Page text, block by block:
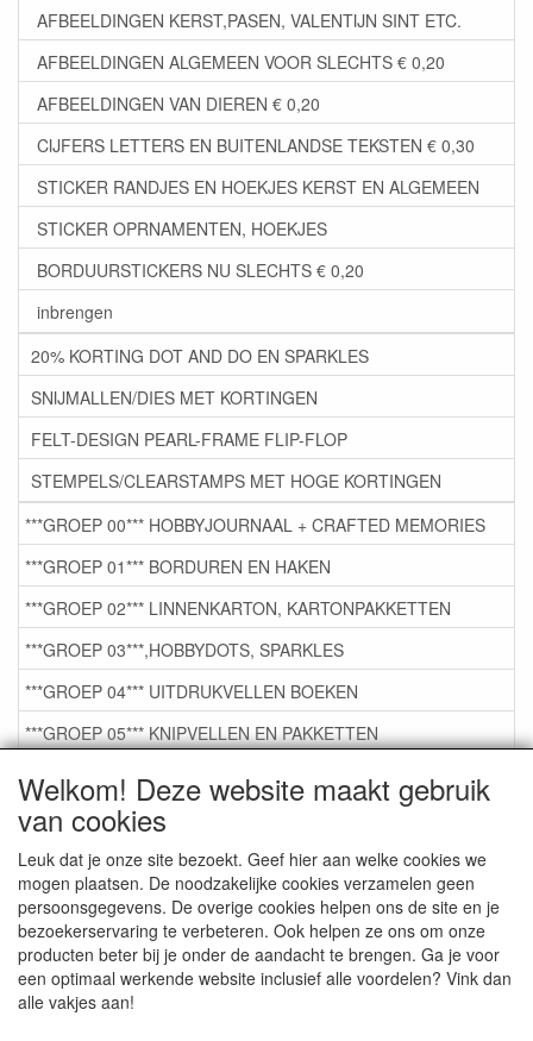
Welkom! Deze website maakt gebruik
van cookies
Leuk dat je onze site bezoekt. Geef hier aan welke cookies we
mogen plaatsen. De noodzakelijke cookies verzamelen geen
persoonsgegevens. De overige cookies helpen ons de site en je
bezoekerservaring te verbeteren. Ook helpen ze ons om onze
producten beter bij je onder de aandacht te brengen. Ga je voor
een optimaal werkende website inclusief alle voordelen? Vink dan
alle vakjes aan!
AFBEELDINGEN KERST,PASEN, VALENTIJN SINT ETC.
AFBEELDINGEN ALGEMEEN VOOR SLECHTS € 0,20
AFBEELDINGEN VAN DIEREN € 0,20
CIJFERS LETTERS EN BUITENLANDSE TEKSTEN € 0,30
STICKER RANDJES EN HOEKJES KERST EN ALGEMEEN
STICKER OPRNAMENTEN, HOEKJES
BORDUURSTICKERS NU SLECHTS € 0,20
inbrengen
20% KORTING DOT AND DO EN SPARKLES
SNIJMALLEN/DIES MET KORTINGEN
FELT-DESIGN PEARL-FRAME FLIP-FLOP
STEMPELS/CLEARSTAMPS MET HOGE KORTINGEN
***GROEP 00*** HOBBYJOURNAAL + CRAFTED MEMORIES
***GROEP 01*** BORDUREN EN HAKEN
***GROEP 02*** LINNENKARTON, KARTONPAKKETTEN
***GROEP 03***,HOBBYDOTS, SPARKLES
***GROEP 04*** UITDRUKVELLEN BOEKEN
***GROEP 05*** KNIPVELLEN EN PAKKETTEN
***GROEP 06*** TAPE/LIJM SNIJMALLEN STEMPELS
***GROEP 07*** KAARTEN +SCRAP TOEBEHOREN
***GROEP 08*** TEKENEN EN KLEUREN, GELPEN,MARKER
***GROEP 09*** KRALEN EN TOEBEHOREN
***GROEP 10*** WENSKAARTEN MET ENV. €0,75
Service